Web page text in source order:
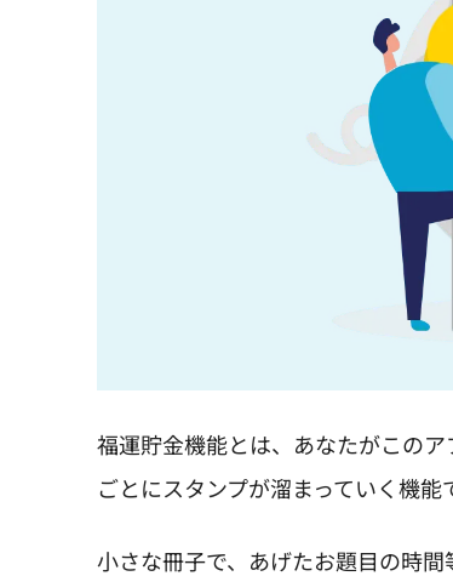
福運貯金機能とは、あなたがこの
ごとにスタンプが溜まっていく機能
小さな冊子で、あげたお題目の時